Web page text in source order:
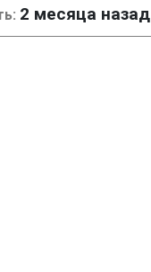
2 месяца назад